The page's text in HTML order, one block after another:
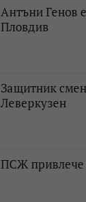
Антъни Генов
Пловдив
Защитник
Леверкузен
ПСЖ